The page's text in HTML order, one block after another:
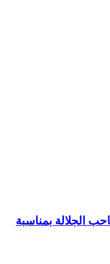
الجلالة بمناسبة